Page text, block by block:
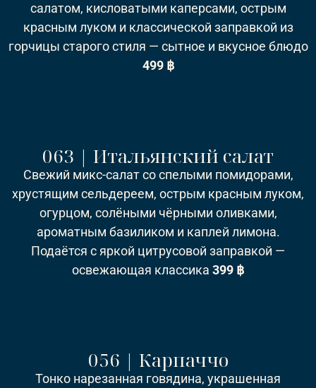
салатом, кисловатыми каперсами, острым
красным луком и классической заправкой из
горчицы старого стиля — сытное и вкусное блюдо
499 ฿
063 | Итальянский салат
Свежий микс-салат со спелыми помидорами,
хрустящим сельдереем, острым красным луком,
огурцом, солёными чёрными оливками,
ароматным базиликом и каплей лимона.
Подаётся с яркой цитрусовой заправкой —
освежающая классика 399 ฿
056 | Карпаччо
Тонко нарезанная говядина, украшенная